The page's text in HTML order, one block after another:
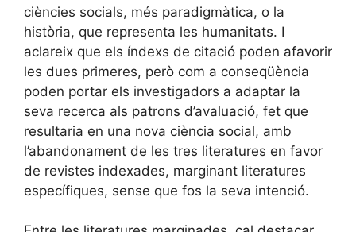
ciències socials, més paradigmàtica, o la
història, que representa les humanitats. I
aclareix que els índexs de citació poden afavorir
les dues primeres, però com a conseqüència
poden portar els investigadors a adaptar la
seva recerca als patrons d’avaluació, fet que
resultaria en una nova ciència social, amb
l’abandonament de les tres literatures en favor
de revistes indexades, marginant literatures
específiques, sense que fos la seva intenció.